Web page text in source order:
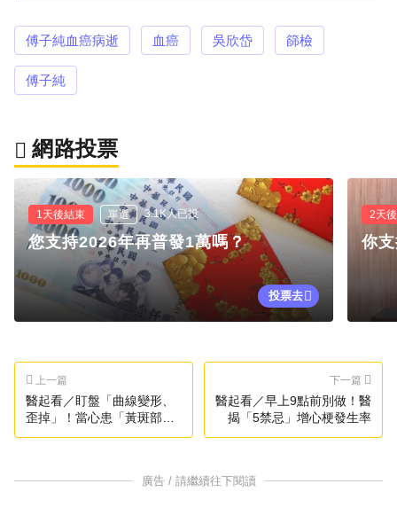
傅子純血癌病逝 血癌 吳欣岱 篩檢
傅子純
網路投票
1天後結束 單選 3.1K人已投
您支持2026年再普發1萬嗎？
投票去
2天
你
上一篇
醫起看／盯盤「曲線變形、
歪掉」！當心患「黃斑部病
變」沒察覺
下一篇
醫起看／早上9點前別做！醫
揭「5禁忌」增心梗發生率
廣告 / 請繼續往下閱讀